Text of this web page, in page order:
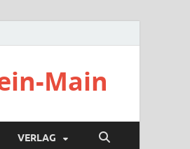
Main
VERLAG